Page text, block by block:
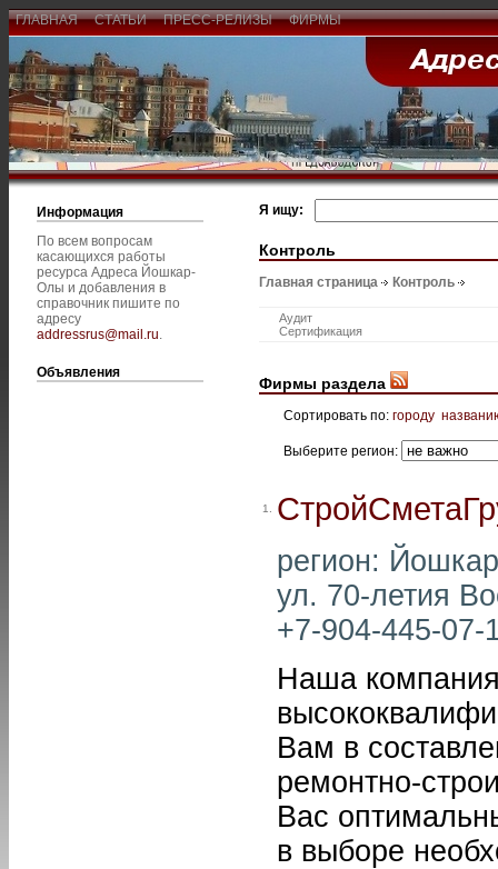
ГЛАВНАЯ СТАТЬИ ПРЕСС-РЕЛИЗЫ ФИРМЫ
Информация
По всем вопросам
касающихся работы
ресурса Адреса Йошкар-
Олы и добавления в
справочник пишите по
адресу
addressrus@mail.ru.
Объявления
Я ищу:
Контроль
Главная страница Контроль
Аудит
Сертификация
Фирмы раздела
Сортировать по: городу
Выберите регион:
1.
регион:
ул. 70-летия
+7-904-445-
Наша
Вам в
ремонтно-
Вас
в выборе